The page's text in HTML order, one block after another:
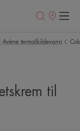
Utsalgssteder
Avène termalkildevann
til